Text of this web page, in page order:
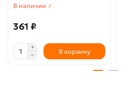
В наличии ✓
361 ₽
В корзину